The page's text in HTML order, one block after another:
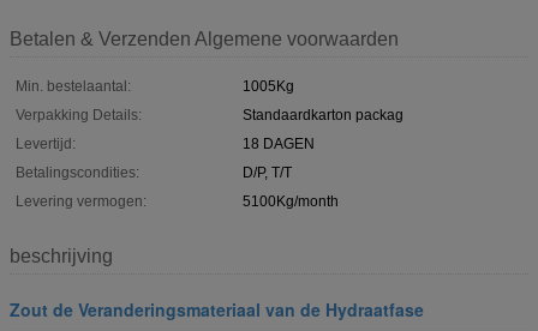
Betalen & Verzenden Algemene voorwaarden
Min. bestelaantal:
1005Kg
Verpakking Details:
Standaardkarton packag
Levertijd:
18 DAGEN
Betalingscondities:
D/P, T/T
Levering vermogen:
5100Kg/month
beschrijving
Zout de Veranderingsmateriaal van de Hydraatfase